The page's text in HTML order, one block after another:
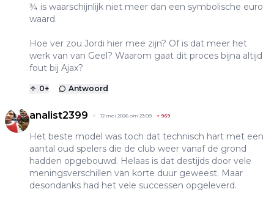
¾ is waarschijnlijk niet meer dan een symbolische euro
waard.
Hoe ver zou Jordi hier mee zijn? Of is dat meer het
werk van van Geel? Waarom gaat dit proces bijna altijd
fout bij Ajax?
0+ Antwoord
analist2399 12 mei 2026 om 23:08 + 969
Het beste model was toch dat technisch hart met een
aantal oud spelers die de club weer vanaf de grond
hadden opgebouwd. Helaas is dat destijds door vele
meningsverschillen van korte duur geweest. Maar
desondanks had het vele successen opgeleverd.